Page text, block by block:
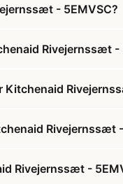
- 5EMVSC?
Rivejernssæt -
Kitchenaid
Rivejernssæt
Rivejernssæt -